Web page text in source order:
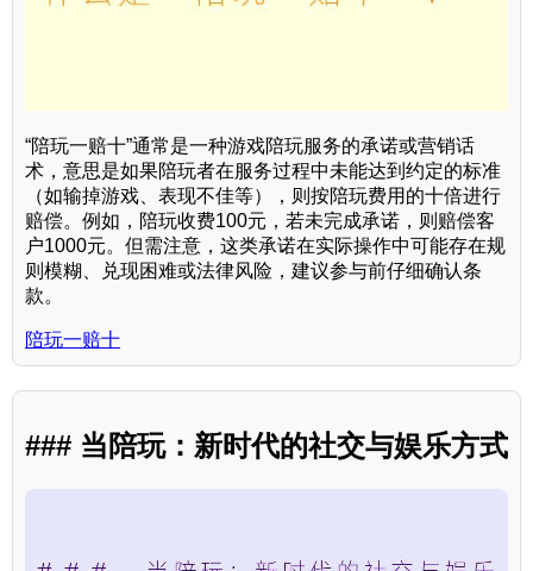
“陪玩一赔十”通常是一种游戏陪玩服务的承诺或营销话
术，意思是如果陪玩者在服务过程中未能达到约定的标准
（如输掉游戏、表现不佳等），则按陪玩费用的十倍进行
赔偿。例如，陪玩收费100元，若未完成承诺，则赔偿客
户1000元。但需注意，这类承诺在实际操作中可能存在规
则模糊、兑现困难或法律风险，建议参与前仔细确认条
款。
陪玩一赔十
### 当陪玩：新时代的社交与娱乐方式